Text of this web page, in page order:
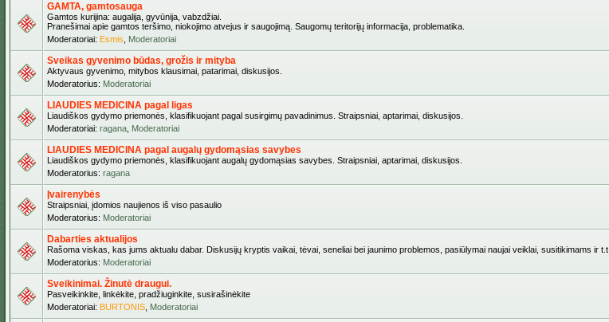
GAMTA, gamtosauga
Gamtos kurijina: augalija, gyvūnija, vabzdžiai.
Pranešimai apie gamtos teršimo, niokojimo atvejus ir saugojimą. Saugomų teritorijų informacija, problematika.
Moderatoriai: Esmis Moderatoriai
Sveikas gyvenimo būdas, grožis ir mityba
Aktyvaus gyvenimo, mitybos klausimai, patarimai, diskusijos.
Moderatorius: Moderatoriai
LIAUDIES MEDICINA pagal ligas
Liaudiškos gydymo priemonės, klasifikuojant pagal susirgimų pavadinimus. Straipsniai, aptarimai, diskusijos.
Moderatoriai: ragana Moderatoriai
LIAUDIES MEDICINA pagal augalų gydomąsias savybes
Liaudiškos gydymo priemonės, klasifikuojant augalų gydomąsias savybes. Straipsniai, aptarimai, diskusijos.
Moderatorius: ragana
Įvairenybės
Straipsniai, įdomios naujienos iš viso pasaulio
Moderatorius: Moderatoriai
Dabarties aktualijos
Rašoma viskas, kas jums aktualu dabar. Diskusijų kryptis vaikai, tėvai, seneliai bei jaunimo problemos, pasiūlymai naujai veiklai, susitikimams ir t.t.
Moderatorius: Moderatoriai
Sveikinimai. Žinutė draugui.
Pasveikinkite, linkėkite, pradžiuginkite, susirašinėkite
Moderatoriai: BURTONIS Moderatoriai